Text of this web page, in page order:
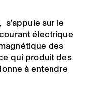
sur le
électrique
des
qui produit des
à entendre